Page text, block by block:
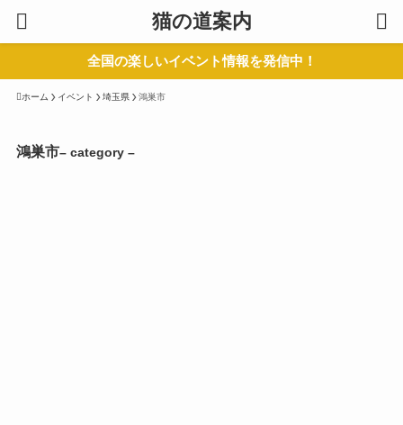
猫の道案内
全国の楽しいイベント情報を発信中！
ホーム イベント 埼玉県 鴻巣市
鴻巣市– category –